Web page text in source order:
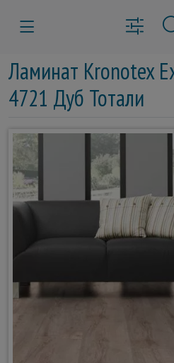
Ламинат Kronotex
4721 Дуб Тотали